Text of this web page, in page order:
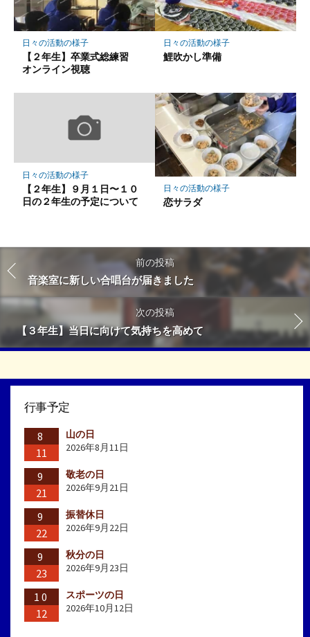
日々の活動の様子
【２年生】卒業式総練習
オンライン視聴
日々の活動の様子
鯉吹かし準備
日々の活動の様子
【２年生】９月１日〜１０
日の２年生の予定について
日々の活動の様子
恋サラダ
前の投稿
音楽室に新しい合唱台が届きました
次の投稿
【３年生】当日に向けて気持ちを高めて
行事予定
8
11
山の日
2026年8月11日
9
21
敬老の日
2026年9月21日
9
22
振替休日
2026年9月22日
9
23
秋分の日
2026年9月23日
10
12
スポーツの日
2026年10月12日